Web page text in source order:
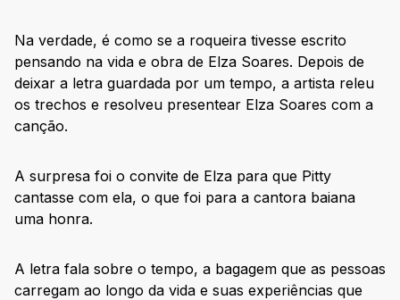
Na verdade, é como se a roqueira tivesse escrito
pensando na vida e obra de Elza Soares. Depois de
deixar a letra guardada por um tempo, a artista releu
os trechos e resolveu presentear Elza Soares com a
canção.
A surpresa foi o convite de Elza para que Pitty
cantasse com ela, o que foi para a cantora baiana
uma honra.
A letra fala sobre o tempo, a bagagem que as pessoas
carregam ao longo da vida e suas experiências que